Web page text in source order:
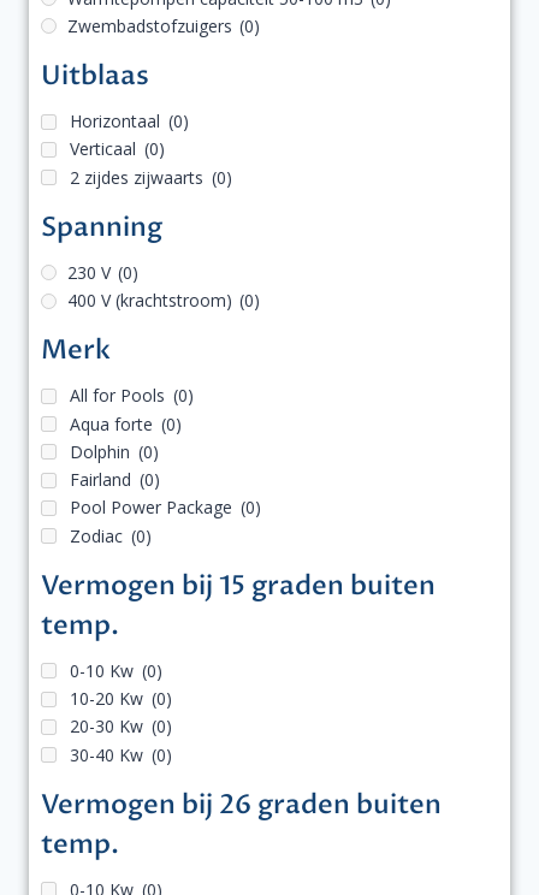
Zwembadstofzuigers (0)
Uitblaas
Horizontaal (0)
Verticaal (0)
2 zijdes zijwaarts (0)
Spanning
230 V (0)
400 V (krachtstroom) (0)
Merk
All for Pools (0)
Aqua forte (0)
Dolphin (0)
Fairland (0)
Pool Power Package (0)
Zodiac (0)
Vermogen bij 15 graden buiten
temp.
0-10 Kw (0)
10-20 Kw (0)
20-30 Kw (0)
30-40 Kw (0)
Vermogen bij 26 graden buiten
temp.
0-10 Kw (0)